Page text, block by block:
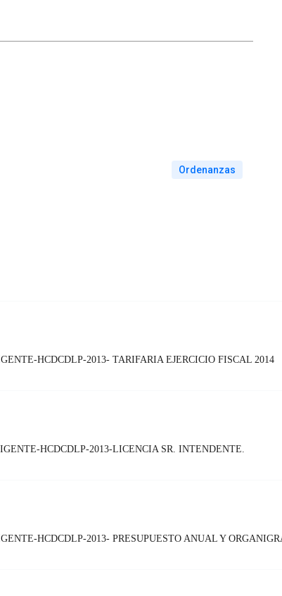
Ordenanzas
HCDCDLP-2013- TARIFARIA EJERCICIO FISCAL 2014
HCDCDLP-2013-LICENCIA SR. INTENDENTE.
HCDCDLP-2013- PRESUPUESTO ANUAL Y